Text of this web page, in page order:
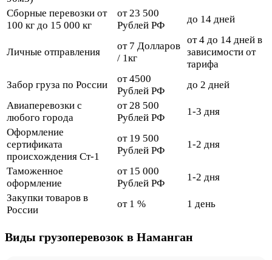
Сборные перевозки от
100 кг до 15 000 кг
от 23 500
Рублей РФ
до 14 дней
Личные отправления
от 7 Долларов
/ 1кг
от 4 до 14 дней в
зависимости от
тарифа
Забор груза по России
от 4500
Рублей РФ
до 2 дней
Авиаперевозки с
любого города
от 28 500
Рублей РФ
1-3 дня
Оформление
сертификата
происхождения Ст-1
от 19 500
Рублей РФ
1-2 дня
Таможенное
оформление
от 15 000
Рублей РФ
1-2 дня
Закупки товаров в
России
от 1 % 1 день
Виды грузоперевозок в Наманган